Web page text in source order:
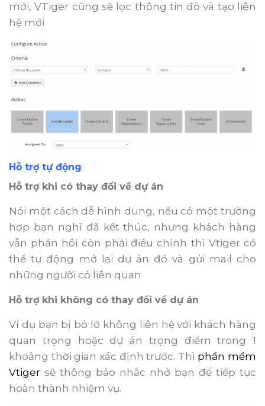
mới, VTiger cũng sẽ lọc thông tin đó và tạo liên
hệ mới
Hỗ trợ tự động
Hỗ trợ khi có thay đổi về dự án
Nói một cách dễ hình dung, nếu có một trường
hợp bạn nghĩ đã kết thúc, nhưng khách hàng
vẫn phản hồi còn phải điều chỉnh thì Vtiger có
thể tự động mở lại dự án đó và gửi mail cho
những người có liên quan
Hỗ trợ khi không có thay đổi về dự án
Ví dụ bạn bị bỏ lỡ không liên hệ với khách hàng
quan trọng hoặc dự án trọng điểm trong 1
khoảng thời gian xác định trước. Thì phần mềm
Vtiger sẽ thông báo nhắc nhở bạn để tiếp tục
hoàn thành nhiệm vụ.